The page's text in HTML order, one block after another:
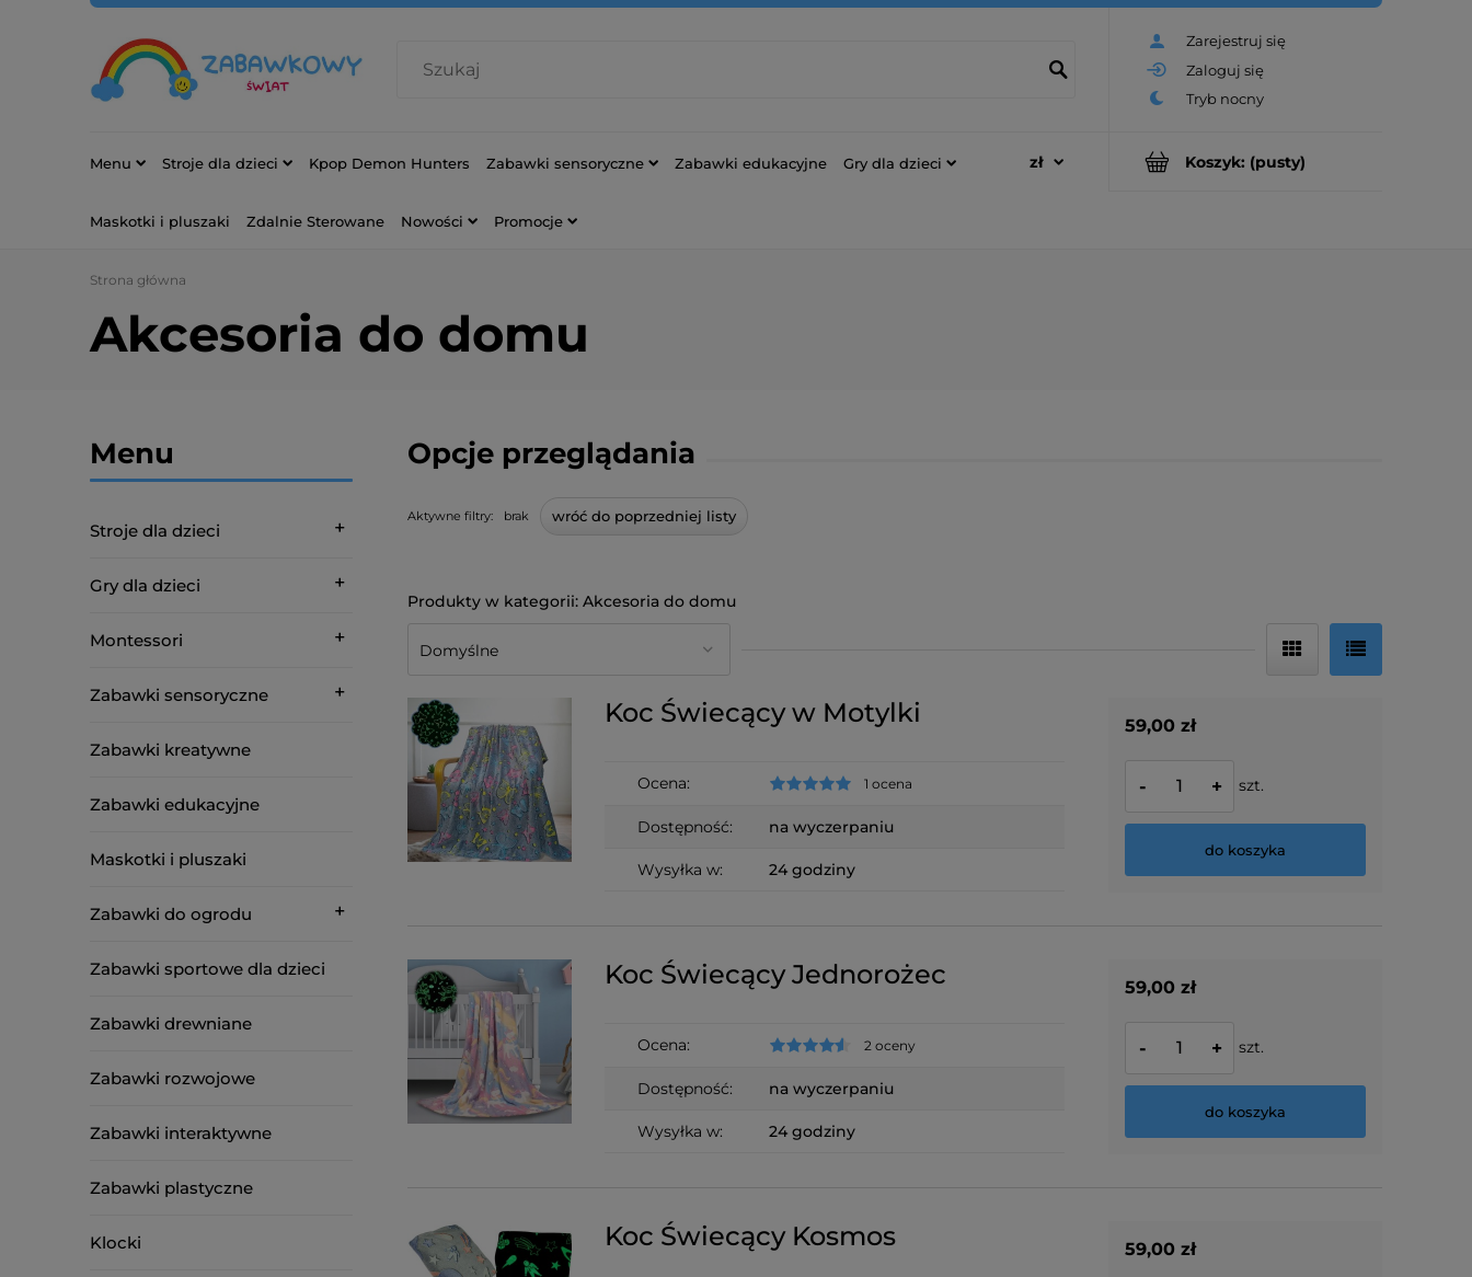
Zarejestruj się
Zaloguj się
Koszyk: (pusty)
Menu Stroje dla dzieci Kpop Demon Hunters Zabawki sensoryczne Zabawki edukacyjne Gry dla dzieci
Maskotki i pluszaki Zdalnie Sterowane Nowości Promocje
Strona główna
Akcesoria do domu
Menu
Stroje dla dzieci
Gry dla dzieci
Montessori
Zabawki sensoryczne
Zabawki kreatywne
Zabawki edukacyjne
Maskotki i pluszaki
Zabawki do ogrodu
Zabawki sportowe dla dzieci
Zabawki drewniane
Zabawki rozwojowe
Zabawki interaktywne
Zabawki plastyczne
Klocki
Opcje przeglądania
Aktywne filtry: brak wróć do poprzedniej listy
Akcesoria do domu
Koc Świecący w Motylki
Ocena: 1 ocena
Dostępność: na wyczerpaniu
Wysyłka w: 24 godziny
59,00 zł
- + szt.
do koszyka
Koc Świecący Jednorożec
Ocena: 2 oceny
Dostępność: na wyczerpaniu
Wysyłka w: 24 godziny
59,00 zł
- + szt.
do koszyka
Koc Świecący Kosmos 59,00 zł